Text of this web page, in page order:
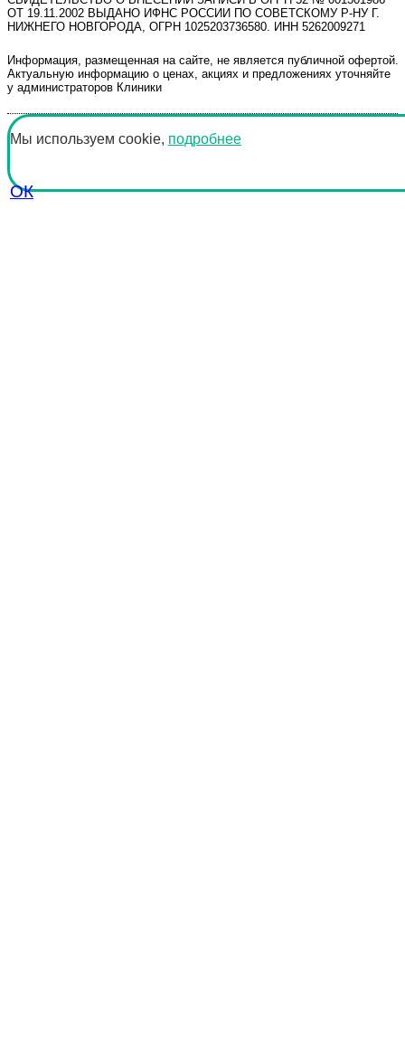
ОТ 19.11.2002 ВЫДАНО ИФНС РОССИИ ПО СОВЕТСКОМУ Р-НУ Г.
НИЖНЕГО НОВГОРОДА, ОГРН 1025203736580. ИНН 5262009271
Информация, размещенная на сайте, не является публичной офертой.
Актуальную информацию о ценах, акциях и предложениях уточняйте
у администраторов Клиники
Мы используем cookie, подробнее
ОК